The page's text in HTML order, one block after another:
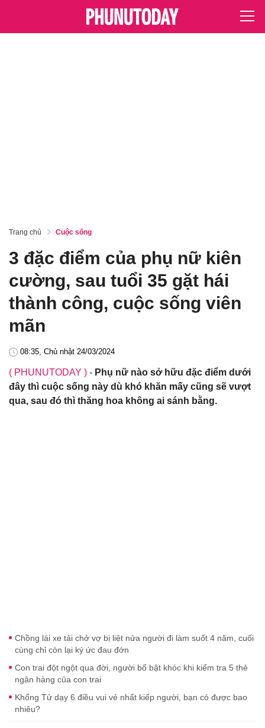
Trang chủ Cuộc sống
3 đặc điểm của phụ nữ kiên
cường, sau tuổi 35 gặt hái
thành công, cuộc sống viên
mãn
08:35, Chủ nhật 24/03/2024
( PHUNUTODAY ) - Phụ nữ nào sở hữu đặc điểm dưới
đây thì cuộc sống này dù khó khăn mấy cũng sẽ vượt
qua, sau đó thì thăng hoa không ai sánh bằng.
Chồng lái xe tải chở vợ bị liệt nửa người đi làm suốt 4 năm, cuối
cùng chỉ còn lại ký ức đau đớn
Con trai đột ngột qua đời, người bố bật khóc khi kiểm tra 5 thẻ
ngân hàng của con trai
Khổng Tử dạy 6 điều vui vẻ nhất kiếp người, bạn có được bao
nhiêu?